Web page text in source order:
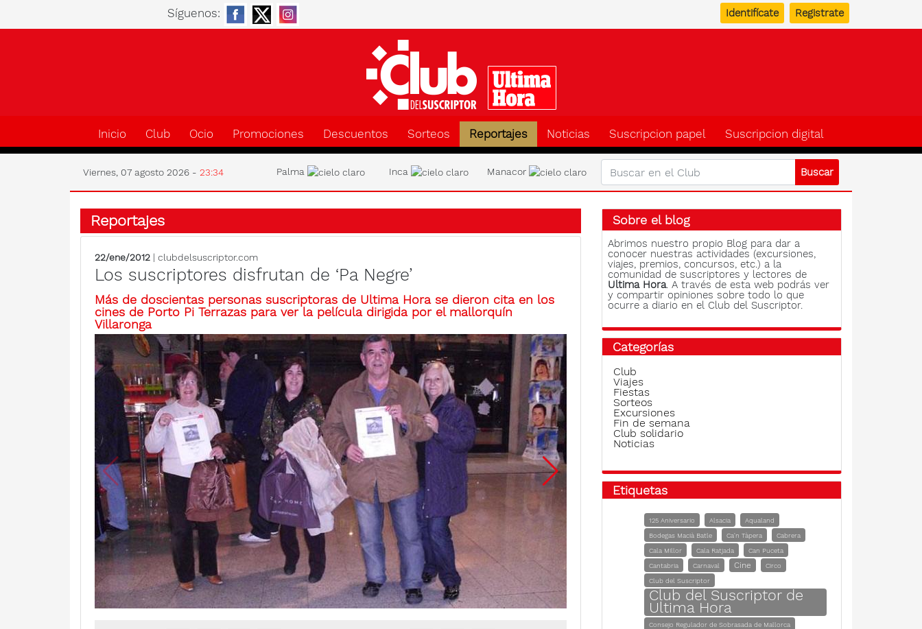
Síguenos: Identifícate Registrate
Inicio Club Ocio Promociones Descuentos Sorteos Reportajes Noticias Suscripcion papel Suscripcion digital
Viernes, 07 agosto 2026 - 23:34 Palma Inca Manacor
Reportajes
22/ene/2012 | clubdelsuscriptor.com
Los suscriptores disfrutan de ‘Pa Negre’
Más de doscientas personas suscriptoras de Ultima Hora se dieron cita en los
cines de Porto Pi Terrazas para ver la película dirigida por el mallorquín
Villaronga
Sobre el blog
Abrimos nuestro propio Blog para dar a
conocer nuestras actividades (excursiones,
viajes, premios, concursos, etc.) a la
comunidad de suscriptores y lectores de
Ultima Hora. A través de esta web podrás ver
y compartir opiniones sobre todo lo que
ocurre a diario en el Club del Suscriptor.
Categorías
Club
Viajes
Fiestas
Sorteos
Excursiones
Fin de semana
Club solidario
Noticias
Etiquetas
125 Aniversario Alsacia
Aqualand
Bodegas Macià Batle
Ca'n Tàpera
Cabrera
Cala Millor
Cala Ratjada
Can Puceta
Cantabria
Carnaval Cine
Circo
Club del Suscriptor
Club del Suscriptor de
Ultima Hora
Consejo Regulador de Sobrasada de Mallorca